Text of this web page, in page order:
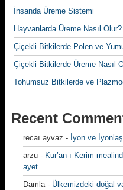
İnsanda Üreme Sistemi
Hayvanlarda Üreme Nasıl Olur?
Çiçekli Bitkilerde Polen ve
Çiçekli Bitkilerde Üreme Nasıl
Tohumsuz Bitkilerde ve
Recent
recaı ayvaz - İyon ve
arzu - Kur’an-ı Kerim
ayet…
Damla- Ülkemizdeki doğal